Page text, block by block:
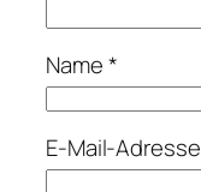
Name*
E-Mail-Adresse